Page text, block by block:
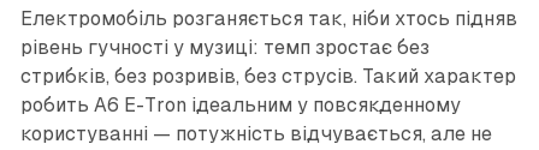
Електромобіль розганяється так, ніби хтось підняв
рівень гучності у музиці: темп зростає без
стрибків, без розривів, без струсів. Такий характер
робить A6 E-Tron ідеальним у повсякденному
користуванні — потужність відчувається, але не